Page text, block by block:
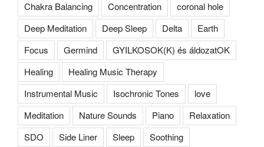
Chakra Balancing
Concentration
coronal hole
Deep Meditation
Deep Sleep Delta
Earth
Focus
Germind
GYILKOSOK(K) és áldozatOK
Healing
Healing Music Therapy
Instrumental Music
Isochronic Tones
love
Meditation
Nature Sounds Piano
Relaxation
SDO
Side Liner Sleep Soothing